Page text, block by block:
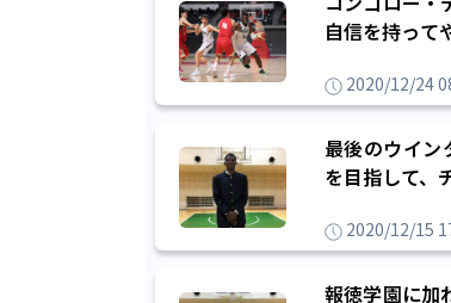
自信を持って
2020/12/24
最後のウイン
を目指して、
2020/12/15
報徳学園に加